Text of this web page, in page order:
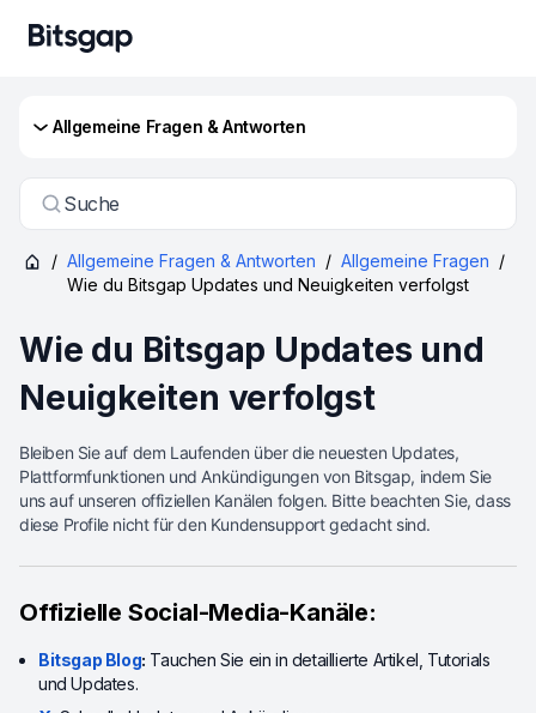
Allgemeine Fragen & Antworten
Suche
/ Allgemeine Fragen & Antworten / Allgemeine Fragen /
Wie du Bitsgap Updates und Neuigkeiten verfolgst
Wie du Bitsgap Updates und
Neuigkeiten verfolgst
Bleiben Sie auf dem Laufenden über die neuesten Updates,
Plattformfunktionen und Ankündigungen von Bitsgap, indem Sie
uns auf unseren offiziellen Kanälen folgen. Bitte beachten Sie, dass
diese Profile nicht für den Kundensupport gedacht sind.
Offizielle Social-Media-Kanäle:
Bitsgap Blog: Tauchen Sie ein in detaillierte Artikel, Tutorials
und Updates.